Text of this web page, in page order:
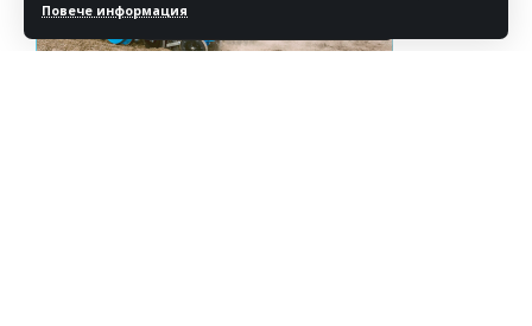
Повече информация